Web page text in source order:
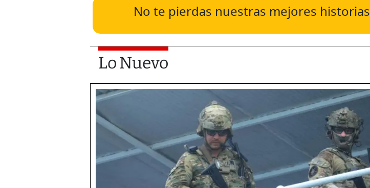
No te pierdas nuestras mejores historias
Lo Nuevo